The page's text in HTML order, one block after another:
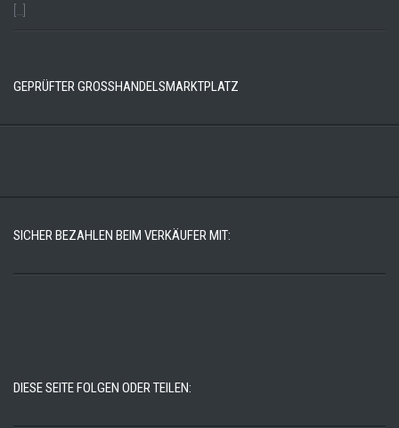
[…]
GEPRÜFTER GROSSHANDELSMARKTPLATZ
SICHER BEZAHLEN BEIM VERKÄUFER MIT:
DIESE SEITE FOLGEN ODER TEILEN: